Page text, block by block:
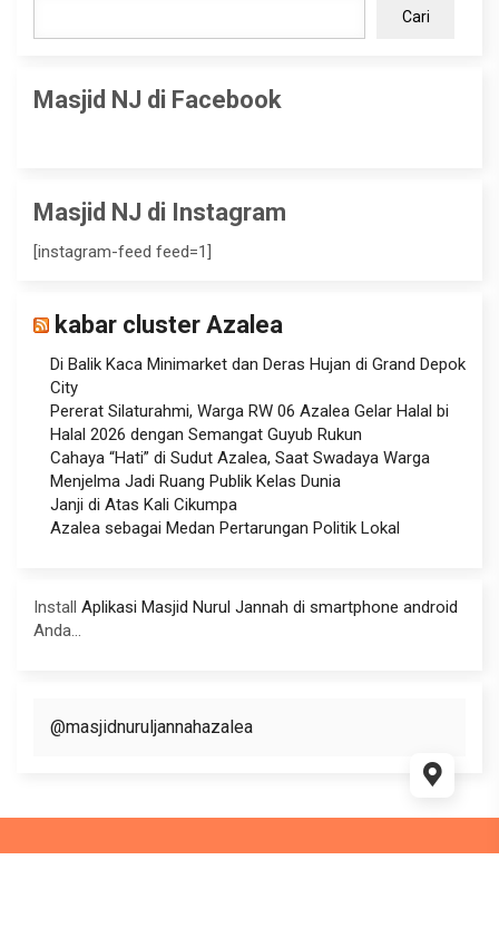
Cari
Masjid NJ di Facebook
Masjid NJ di Instagram
[instagram-feed feed=1]
kabar cluster Azalea
Di Balik Kaca Minimarket dan Deras Hujan di Grand Depok
City
Pererat Silaturahmi, Warga RW 06 Azalea Gelar Halal bi
Halal 2026 dengan Semangat Guyub Rukun
Cahaya “Hati” di Sudut Azalea, Saat Swadaya Warga
Menjelma Jadi Ruang Publik Kelas Dunia
Janji di Atas Kali Cikumpa
Azalea sebagai Medan Pertarungan Politik Lokal
Install Aplikasi Masjid Nurul Jannah di smartphone android
Anda...
@masjidnuruljannahazalea